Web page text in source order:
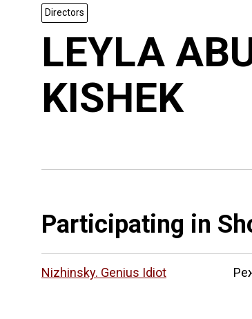
Directors
LEYLA
KISHEK
Participating in
Nizhinsky. Genius Idiot